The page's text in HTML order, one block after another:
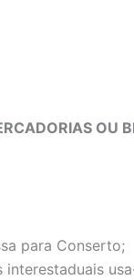
OU
para Conserto;